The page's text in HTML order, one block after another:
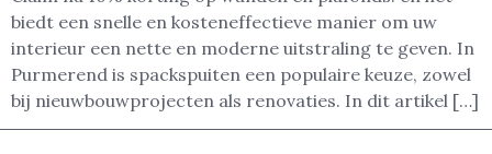
biedt een snelle en kosteneffectieve manier om uw
interieur een nette en moderne uitstraling te geven. In
Purmerend is spackspuiten een populaire keuze, zowel
bij nieuwbouwprojecten als renovaties. In dit artikel […]